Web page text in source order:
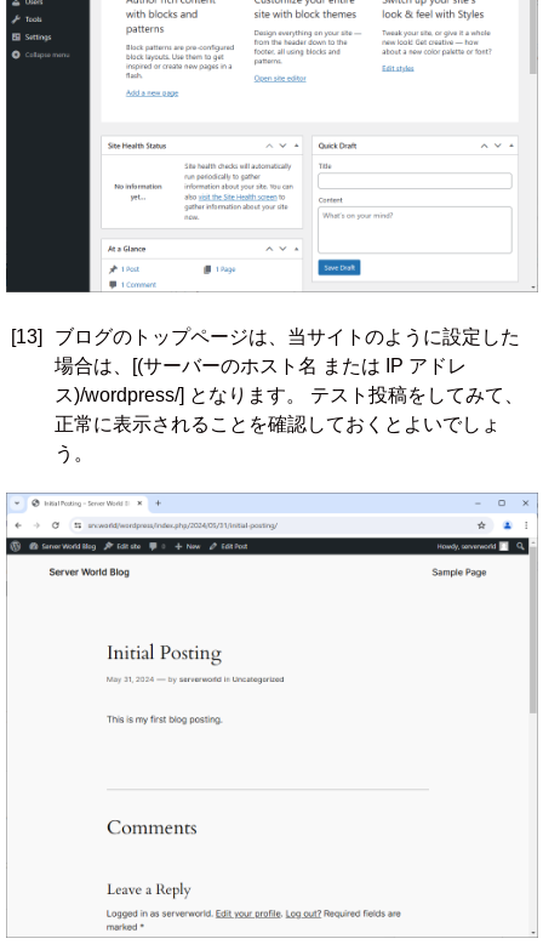
[13]
ブログのトップページは、当サイトのように設定した
場合は、[(サーバーのホスト名 または IP アドレ
ス)/wordpress/] となります。 テスト投稿をしてみて、
正常に表示されることを確認しておくとよいでしょ
う。